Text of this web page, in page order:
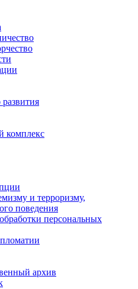
комплекс
и терроризму,
поведения
персональных
архив